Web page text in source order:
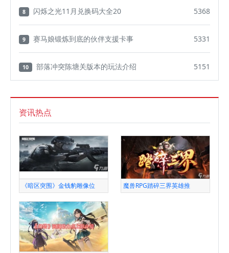
8 闪烁之光11月兑换码大全20 5368
9 赛马娘锻炼到底的伙伴支援卡事 5331
10 部落冲突陈塘关版本的玩法介绍 5151
资讯热点
《暗区突围》金钱豹雕像位 魔兽RPG踏碎三界英雄推